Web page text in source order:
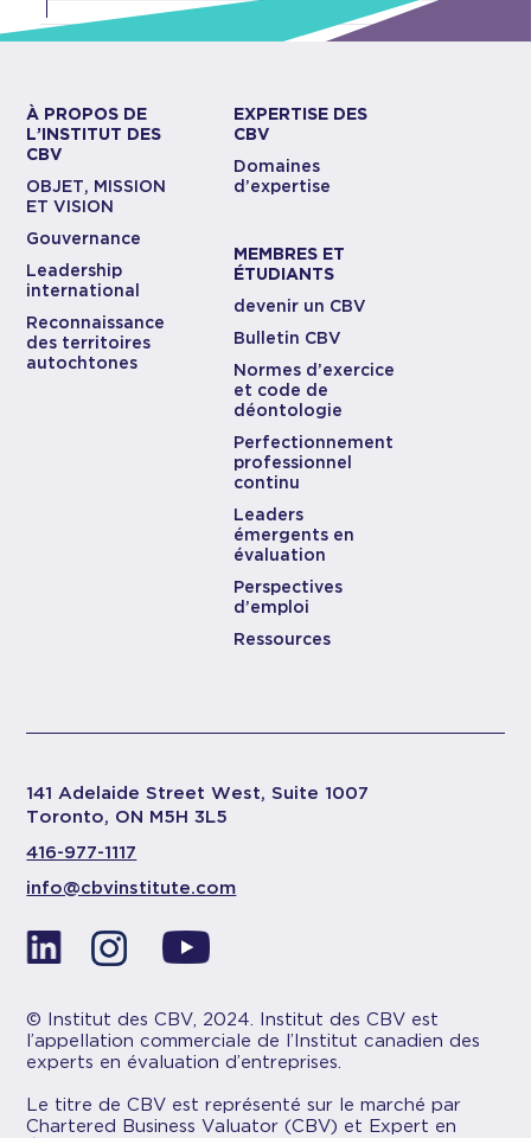
À PROPOS DE
L’INSTITUT DES
CBV
OBJET, MISSION
ET VISION
Gouvernance
Leadership
international
Reconnaissance
des territoires
autochtones
EXPERTISE DES
CBV
Domaines
d’expertise
MEMBRES ET
ÉTUDIANTS
devenir un CBV
Bulletin CBV
Normes d’exercice
et code de
déontologie
Perfectionnement
professionnel
continu
Leaders
émergents en
évaluation
Perspectives
d’emploi
Ressources
141 Adelaide Street West, Suite 1007
Toronto, ON M5H 3L5
416-977-1117
info@cbvinstitute.com
© Institut des CBV, 2024. Institut des CBV est
l’appellation commerciale de l’Institut canadien des
experts en évaluation d’entreprises.
Le titre de CBV est représenté sur le marché par
Chartered Business Valuator (CBV) et Expert en